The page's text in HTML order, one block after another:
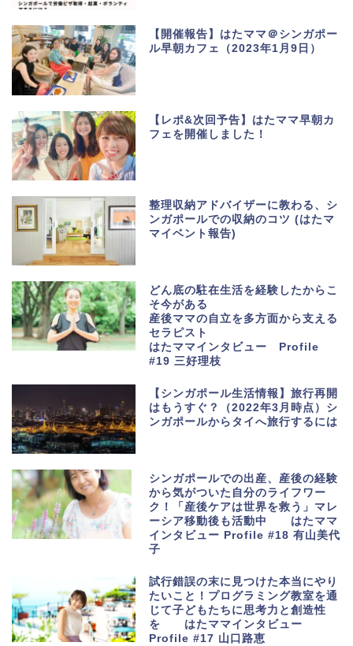
【開催報告】はたママ＠シンガポー
ル早朝カフェ（2023年1月9日）
【レポ&次回予告】はたママ早朝カ
フェを開催しました！
整理収納アドバイザーに教わる、シ
ンガポールでの収納のコツ (はたマ
マイベント報告)
どん底の駐在生活を経験したからこ
そ今がある
産後ママの自立を多方面から支える
セラピスト
はたママインタビュー Profile
#19 三好理枝
【シンガポール生活情報】旅行再開
はもうすぐ？（2022年3月時点）シ
ンガポールからタイへ旅行するには
シンガポールでの出産、産後の経験
から気がついた自分のライフワー
ク！「産後ケアは世界を救う」マレ
ーシア移動後も活動中 はたママ
インタビュー Profile #18 有山美代
子
試行錯誤の末に見つけた本当にやり
たいこと！プログラミング教室を通
じて子どもたちに思考力と創造性
を はたママインタビュー
Profile #17 山口路恵